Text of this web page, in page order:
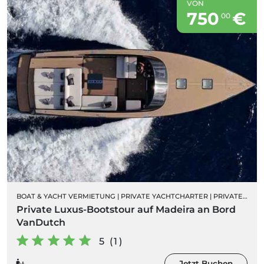
VON
750 00 €
BOAT & YACHT VERMIETUNG | PRIVATE YACHTCHARTER | PRIVATE SEGELBOOTCHARTER
Private Luxus-Bootstour auf Madeira an Bord
VanDutch
5 (1)